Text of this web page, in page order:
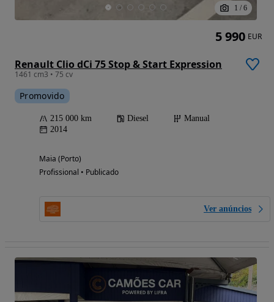
1 / 6
Renault Clio dCi 75 Stop & Start Expression
1461 cm3 • 75 cv
Promovido
215 000 km Diesel
Manual
2014
Maia (Porto)
Profissional • Publicado
Ver anúncios
5 990 EUR